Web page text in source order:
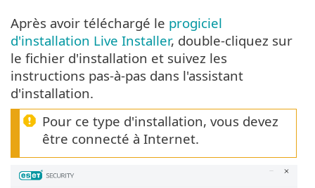
Après avoir téléchargé le progiciel
d'installation Live Installer, double-cliquez sur
le fichier d'installation et suivez les
instructions pas-à-pas dans l'assistant
d'installation.
Pour ce type d'installation, vous devez
être connecté à Internet.